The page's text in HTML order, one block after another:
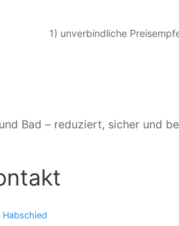
1) unverbindliche
Bad – reduziert, sicher und